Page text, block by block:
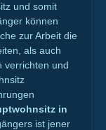
und somit
können
zur Arbeit die
als auch
verrichten und
in
ist jener